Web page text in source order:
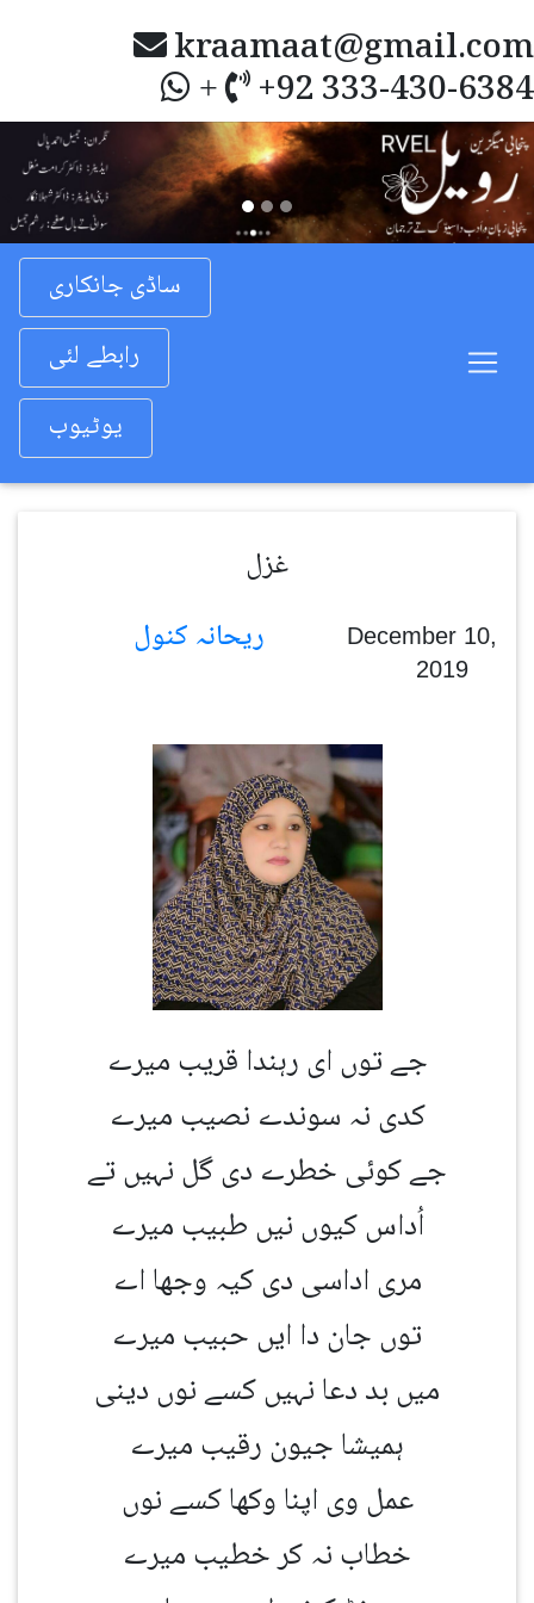
kraamaat@gmail.com
+ +92 333-430-6384
Previous
ساڈی جانکاری
رابطے لئی
یوٹیوب
غزل
December 10,
2019
جے توں ای رہندا قریب میرے
کدی نہ سوندے نصیب میرے
جے کوئی خطرے دی گل نہیں تے
اُداس کیوں نیں طبیب میرے
مری اداسی دی کیہ وجھا اے
توں جان دا ایں حبیب میرے
میں بد دعا نہیں کسے نوں دینی
ہمیشا جیون رقیب میرے
عمل وی اپنا وکھا کسے نوں
خطاب نہ کر خطیب میرے